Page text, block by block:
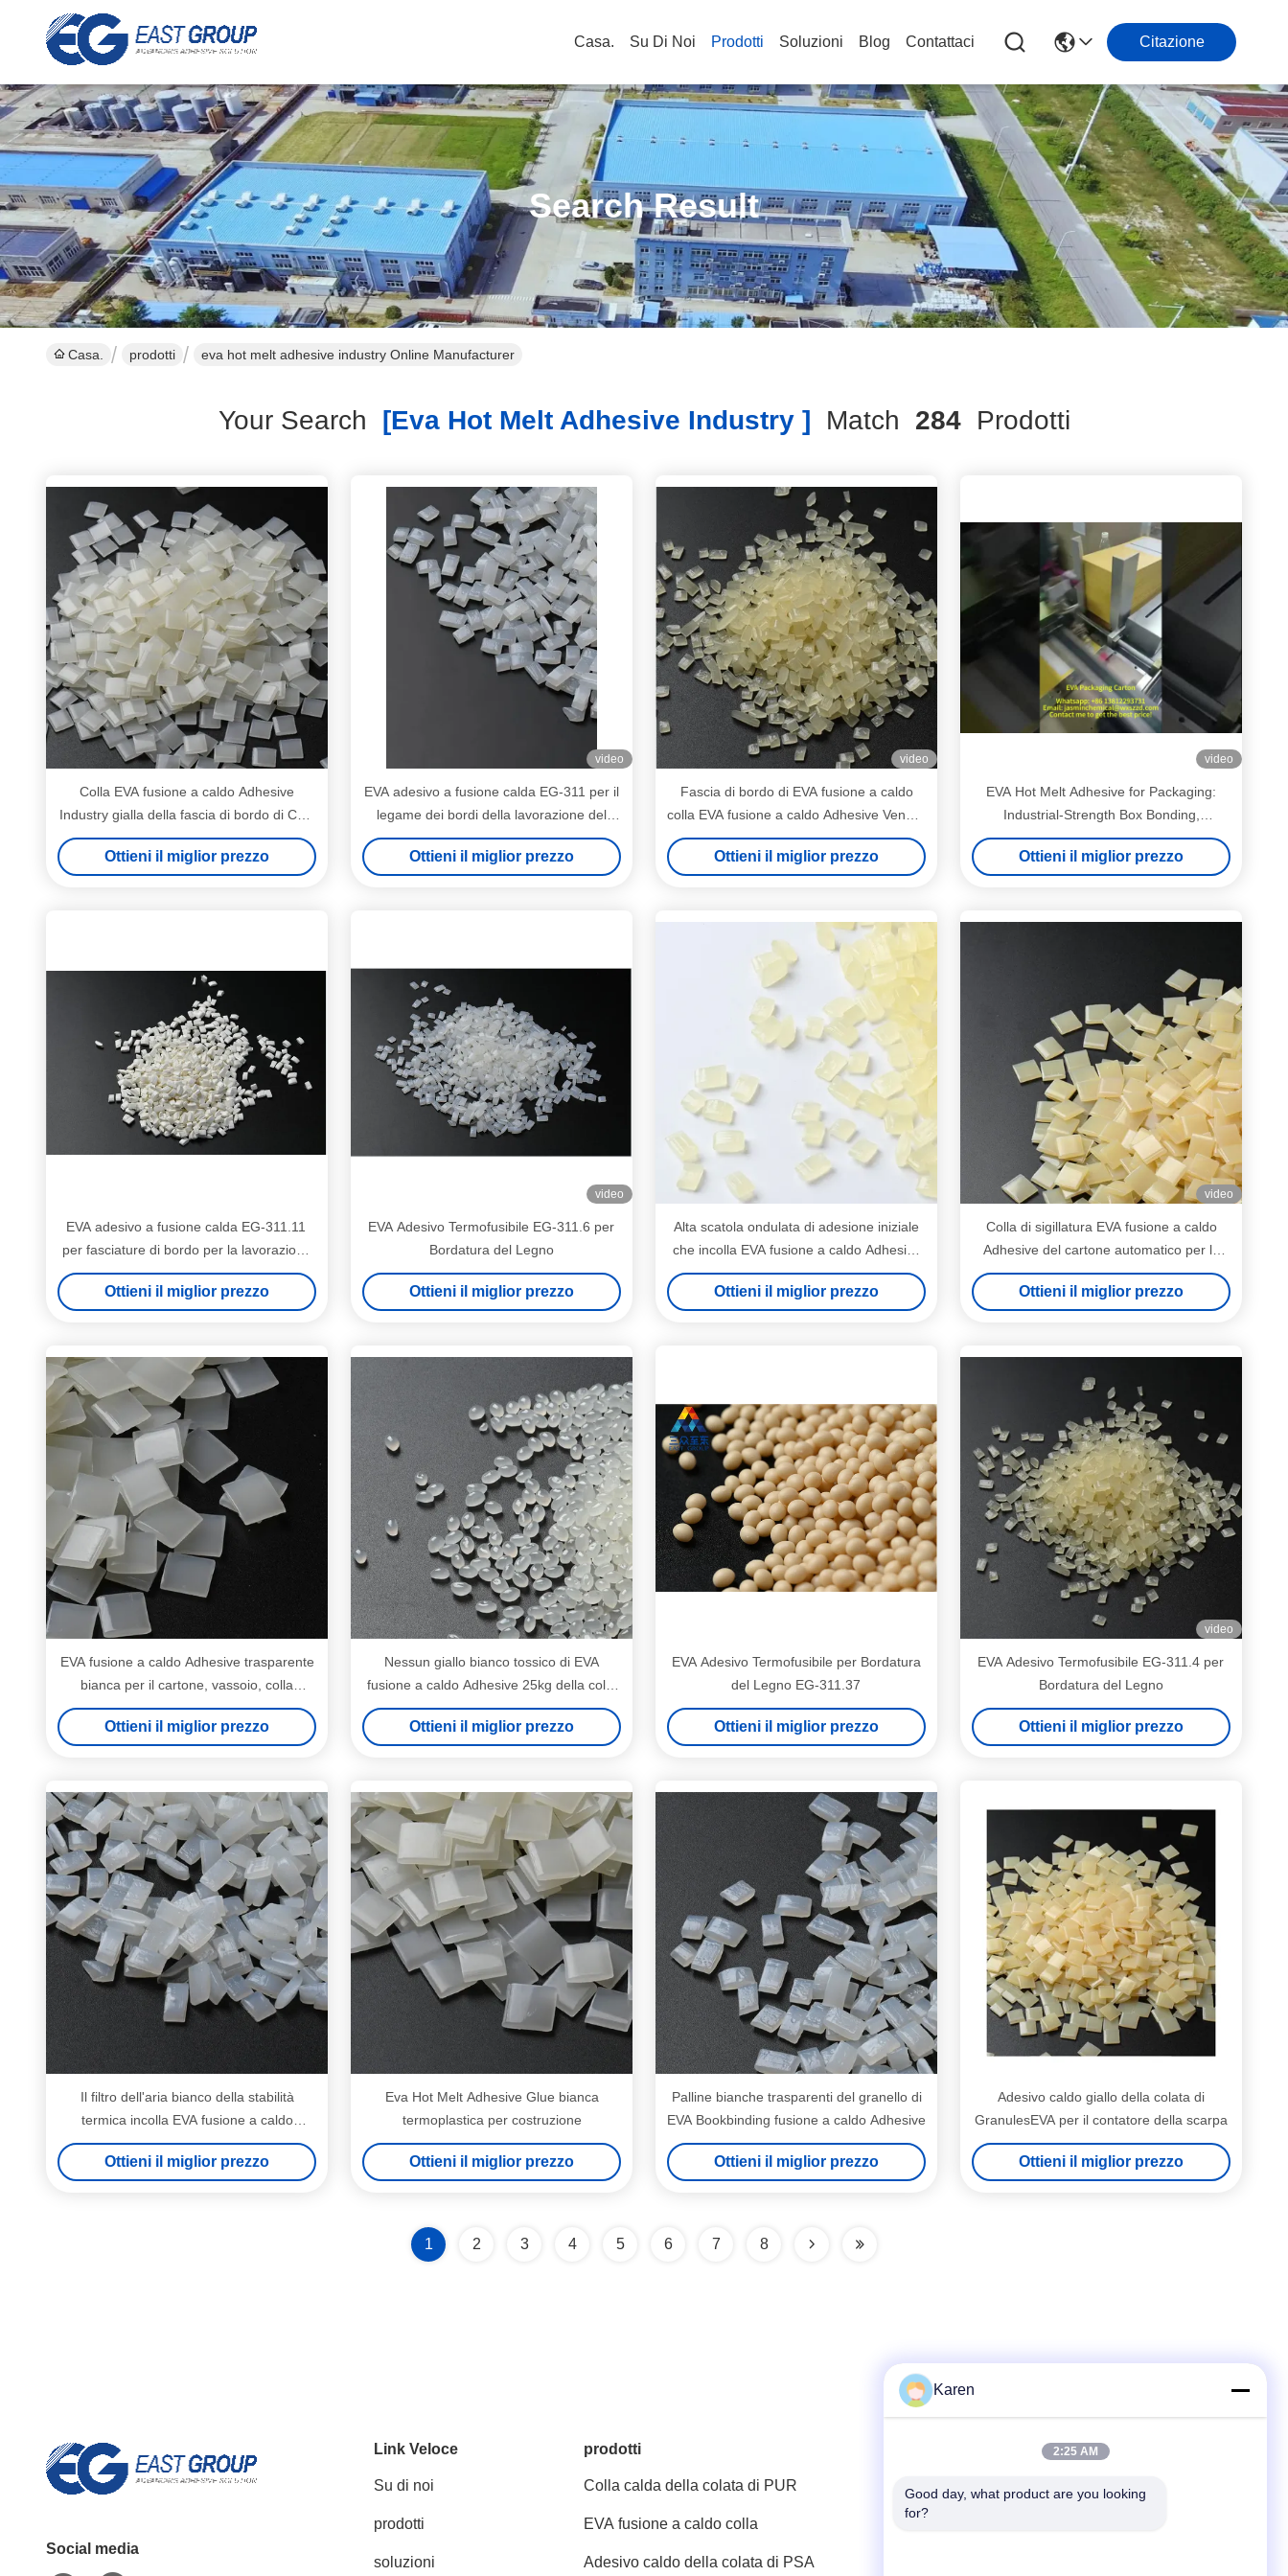
Casa. Su Di Noi Prodotti Soluzioni Blog Contattaci Citazione
Search Result
Casa. prodotti eva hot melt adhesive industry Online Manufacturer
Your Search [eva Hot Melt Adhesive Industry ] Match 284Prodotti
Colla EVA fusione a caldo Adhesive
Industry gialla della fascia di bordo di CAS
7085-85-0
Ottieni il miglior prezzo
video
EVA adesivo a fusione calda EG-311 per il
legame dei bordi della lavorazione del
legno
Ottieni il miglior prezzo
video
Fascia di bordo di EVA fusione a caldo
colla EVA fusione a caldo Adhesive Veneer
dell'ABS del PVC
Ottieni il miglior prezzo
video
EVA Hot Melt Adhesive for Packaging:
Industrial-Strength Box Bonding,
Waterproof Seal, Secure Product
Protection
Ottieni il miglior prezzo
EVA adesivo a fusione calda EG-311.11
per fasciature di bordo per la lavorazione
del legno
Ottieni il miglior prezzo
video
EVA Adesivo Termofusibile EG-311.6 per
Bordatura del Legno
Ottieni il miglior prezzo
Alta scatola ondulata di adesione iniziale
che incolla EVA fusione a caldo Adhesive
per il cartone
Ottieni il miglior prezzo
video
Colla di sigillatura EVA fusione a caldo
Adhesive del cartone automatico per la
macchina ad alta velocità
Ottieni il miglior prezzo
EVA fusione a caldo Adhesive trasparente
bianca per il cartone, vassoio, colla
d'imballaggio di caso
Ottieni il miglior prezzo
Nessun giallo bianco tossico di EVA
fusione a caldo Adhesive 25kg della colla
di filtro dell'aria
Ottieni il miglior prezzo
EVA Adesivo Termofusibile per Bordatura
del Legno EG-311.37
Ottieni il miglior prezzo
video
EVA Adesivo Termofusibile EG-311.4 per
Bordatura del Legno
Ottieni il miglior prezzo
Il filtro dell'aria bianco della stabilità
termica incolla EVA fusione a caldo
Adhesive 7085-85-0
Ottieni il miglior prezzo
Eva Hot Melt Adhesive Glue bianca
termoplastica per costruzione
Ottieni il miglior prezzo
Palline bianche trasparenti del granello di
EVA Bookbinding fusione a caldo Adhesive
Ottieni il miglior prezzo
Adesivo caldo giallo della colata di
GranulesEVA per il contatore della scarpa
Ottieni il miglior prezzo
1 2 3 4 5 6 7 8
Social media
Link Veloce
Su di noi
prodotti
soluzioni
prodotti
Colla calda della colata di PUR
EVA fusione a caldo colla
Adesivo caldo della colata di PSA
Contatto rapido
tel
Karen
2:25 AM
Good day, what product are you looking
for?